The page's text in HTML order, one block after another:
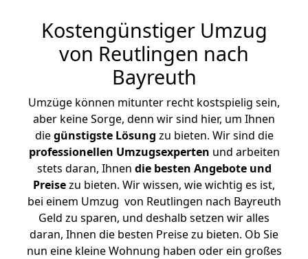
Kostengünstiger Umzug
von Reutlingen nach
Bayreuth
Umzüge können mitunter recht kostspielig sein,
aber keine Sorge, denn wir sind hier, um Ihnen
diegünstigste Lösung zu bieten. Wir sind die
professionellen Umzugsexperten und arbeiten
stets daran, Ihnen die besten Angebote und
Preisezu bieten. Wir wissen, wie wichtig es ist,
bei einem Umzug von Reutlingen nach Bayreuth
Geld zu sparen, und deshalb setzen wir alles
daran, Ihnen die besten Preise zu bieten. Ob Sie
nun eine kleine Wohnung haben oder ein großes